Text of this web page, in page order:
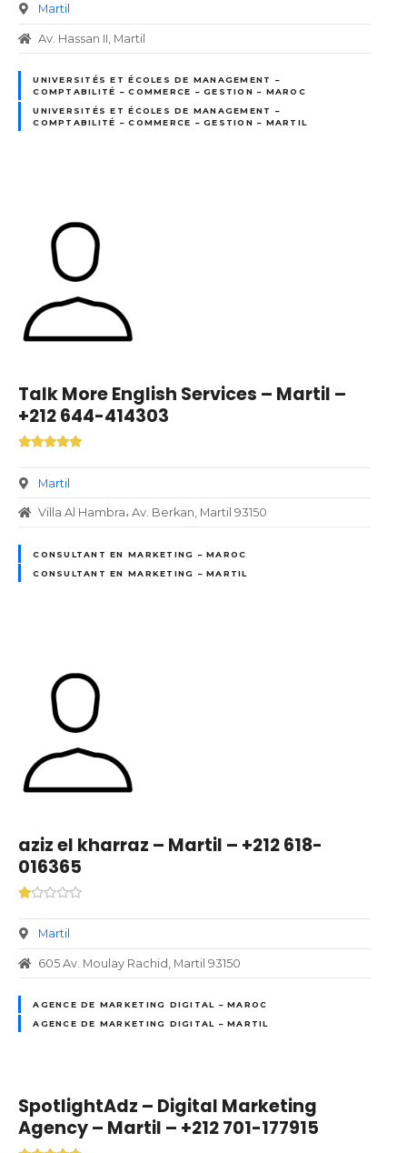
Martil
Av. Hassan II, Martil
UNIVERSITÉS ET ÉCOLES DE MANAGEMENT –
COMPTABILITÉ – COMMERCE – GESTION – MAROC
UNIVERSITÉS ET ÉCOLES DE MANAGEMENT –
COMPTABILITÉ – COMMERCE – GESTION – MARTIL
Talk More English Services – Martil –
+212 644-414303
Martil
Villa Al Hambra، Av. Berkan, Martil 93150
CONSULTANT EN MARKETING – MAROC
CONSULTANT EN MARKETING – MARTIL
aziz el kharraz – Martil – +212 618-
016365
Martil
605 Av. Moulay Rachid, Martil 93150
AGENCE DE MARKETING DIGITAL – MAROC
AGENCE DE MARKETING DIGITAL – MARTIL
SpotlightAdz – Digital Marketing
Agency – Martil – +212 701-177915